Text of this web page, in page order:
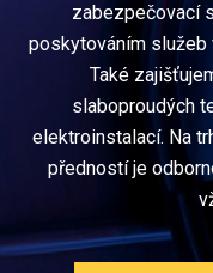
zabezpečovací
poskytováním služeb
Také
slaboproudých
elektroinstalací. Na
předností je